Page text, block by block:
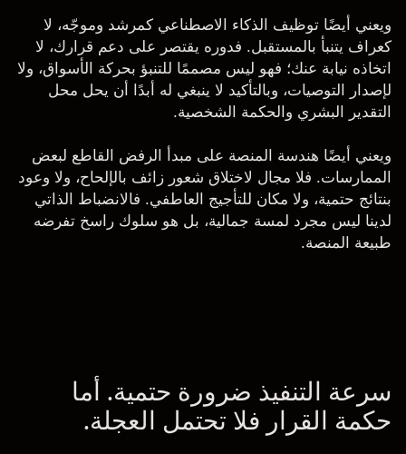
ويعني أيضًا توظيف الذكاء الاصطناعي كمرشد وموجّه، لا
كعراف يتنبأ بالمستقبل. فدوره يقتصر على دعم قرارك، لا
اتخاذه نيابة عنك؛ فهو ليس مصممًا للتنبؤ بحركة الأسواق، ولا
لإصدار التوصيات، وبالتأكيد لا ينبغي له أبدًا أن يحل محل
التقدير البشري والحكمة الشخصية.
ويعني أيضًا هندسة المنصة على مبدأ الرفض القاطع لبعض
الممارسات. فلا مجال لاختلاق شعور زائف بالإلحاح، ولا وعود
بنتائج حتمية، ولا مكان للتأجيج العاطفي. فالانضباط الذاتي
لدينا ليس مجرد لمسة جمالية، بل هو سلوك راسخ تفرضه
طبيعة المنصة.
سرعة التنفيذ ضرورة حتمية. أما
حكمة القرار فلا تحتمل العجلة.